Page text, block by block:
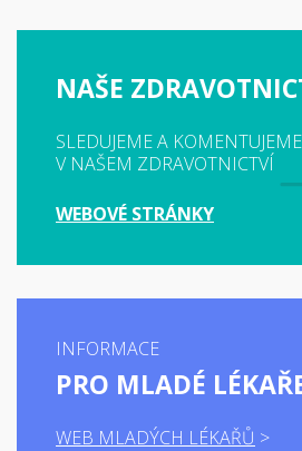
NAŠE
SLEDUJEME A
V NAŠEM ZDRAVOTNICTVÍ
WEBOVÉ STRÁNKY
INFORMACE
PRO MLADÉ
WEB MLADÝCH LÉKAŘŮ